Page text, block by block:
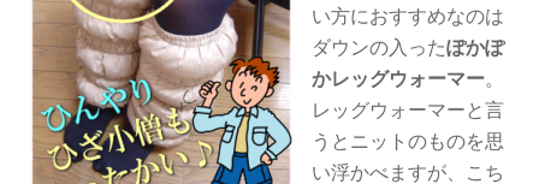
い方におすすめなのは
ダウンの入ったぽかぽ
かレッグウォーマー。
レッグウォーマーと言
うとニットのものを思
い浮かべますが、こち